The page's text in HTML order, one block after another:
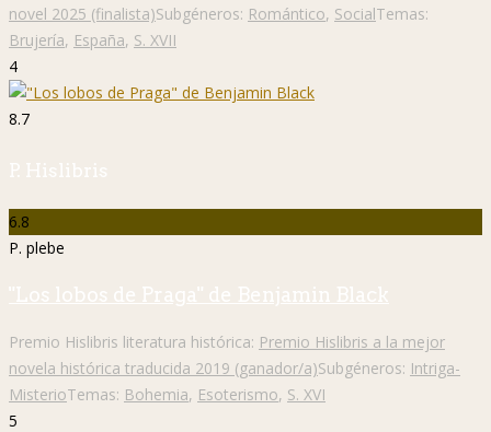
novel 2025 (finalista)Subgéneros: Romántico, SocialTemas:
Brujería, España, S. XVII
4
8.7
P. Hislibris
6.8
P. plebe
"Los lobos de Praga" de Benjamin Black
Premio Hislibris literatura histórica: Premio Hislibris a la mejor
novela histórica traducida 2019 (ganador/a)Subgéneros: Intriga-
MisterioTemas: Bohemia, Esoterismo, S. XVI
5